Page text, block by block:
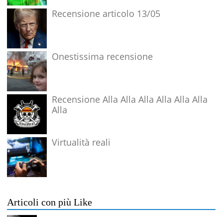
Recensione articolo 13/05
Onestissima recensione
Recensione Alla Alla Alla Alla Alla Alla
Alla
Virtualità reali
Articoli con più Like